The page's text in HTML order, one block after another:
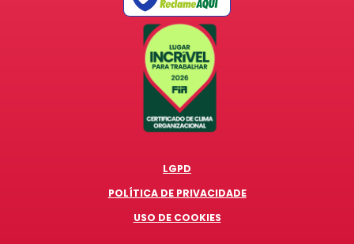
LGPD
POLÍTICA DE PRIVACIDADE
USO DE COOKIES